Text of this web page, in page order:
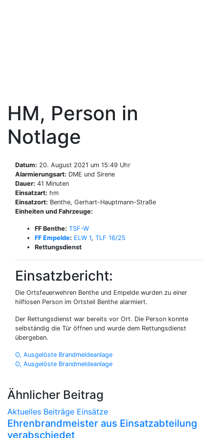
HM, Person in
Notlage
Datum: 20. August 2021 um 15:49 Uhr
Alarmierungsart: DME und Sirene
Dauer: 41 Minuten
Einsatzart: hm
Einsatzort: Benthe, Gerhart-Hauptmann-Straße
Einheiten und Fahrzeuge:
FF Benthe: TSF-W
FF Empelde: ELW 1, TLF 16/25
Rettungsdienst
Einsatzbericht:
Die Ortsfeuerwehren Benthe und Empelde wurden zu einer
hilflosen Person im Ortsteil Benthe alarmiert.
Der Rettungsdienst war bereits vor Ort. Die Person konnte
selbständig die Tür öffnen und wurde dem Rettungsdienst
übergeben.
Beitragsnavigation
O, Ausgelöste Brandmeldeanlage
O, Ausgelöste Brandmeldeanlage
Ähnlicher Beitrag
Aktuelles Beiträge Einsätze
Ehrenbrandmeister aus Einsatzabteilung
verabschiedet